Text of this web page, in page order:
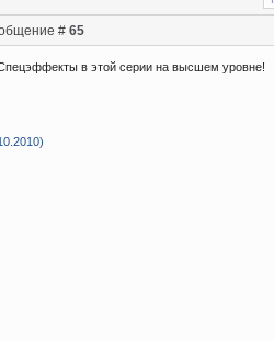
# 65
в этой серии на высшем уровне!